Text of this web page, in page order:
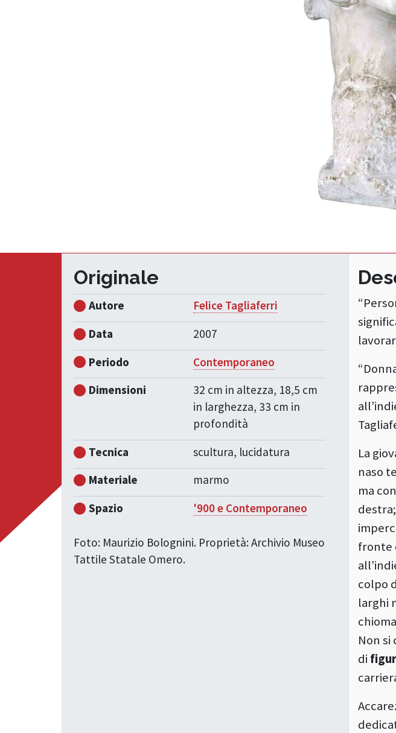
Originale
Autore
Felice Tagliaferri
Data
2007
Periodo
Contemporaneo
Dimensioni
32 cm in altezza, 18,5 cm
in larghezza, 33 cm in
profondità
Tecnica
scultura, lucidatura
Materiale
marmo
Spazio
'900 e Contemporaneo
Foto: Maurizio Bolognini. Proprietà: Archivio Museo
Tattile Statale Omero.
La
naso
ma
fronte
colpo
larghi
Non
di